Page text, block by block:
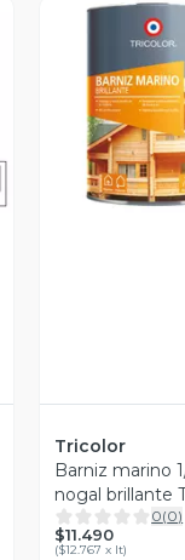
Vista
Tricolor
Barniz marino
nogal brillante
0(0)
$11.490
($12.767 x lt)